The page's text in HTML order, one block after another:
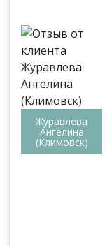
Журавлева
Ангелина
(Климовск)